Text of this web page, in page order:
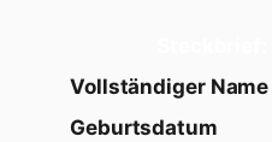
Vollständiger Name
Geburtsdatum